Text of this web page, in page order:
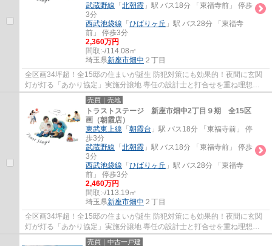
武蔵野線 「 北朝霞 」駅 バス18分 「東福寺前」 停歩
3分
西武池袋線 「 ひばりヶ丘 」駅 バス28分 「東福寺
前」 停歩3分
2,360万円
間取:-/114.08㎡
埼玉県新座市畑中 ２丁目
全区画34坪超！全15邸の住まいが誕生 防犯対策にも効果的！夜間に玄関
灯が灯る「あかり協定」実施分譲地 専任の設計士と打合せを重ね理想を
カタチにするフリープラン 土地の仕入れから...
売買｜売地
トラストステージ 新座市畑中2丁目９期 全15区
画（朝霞店）
東武東上線 「 朝霞台 」駅 バス18分 「東福寺前」 停
歩3分
武蔵野線 「 北朝霞 」駅 バス18分 「東福寺前」 停歩
3分
西武池袋線 「 ひばりヶ丘 」駅 バス28分 「東福寺
前」 停歩3分
2,460万円
間取:-/113.19㎡
埼玉県新座市畑中 ２丁目
全区画34坪超！全15邸の住まいが誕生 防犯対策にも効果的！夜間に玄関
灯が灯る「あかり協定」実施分譲地 専任の設計士と打合せを重ね理想を
カタチにするフリープラン 土地の仕入れから...
売買｜中古一戸建